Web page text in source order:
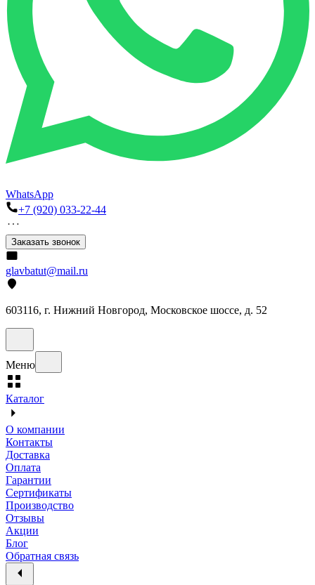
WhatsApp
+7 (920) 033-22-44
Заказать звонок
glavbatut@mail.ru
603116, г. Нижний Новгород, Московское шоссе, д. 52
Меню
Каталог
О компании
Контакты
Доставка
Оплата
Гарантии
Сертификаты
Производство
Отзывы
Акции
Блог
Обратная связь